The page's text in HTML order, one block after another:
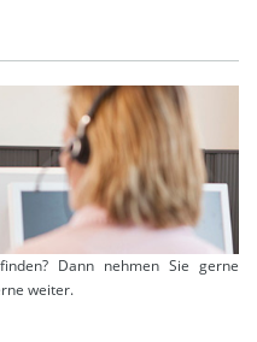
Dann nehmen Sie gerne
weiter.